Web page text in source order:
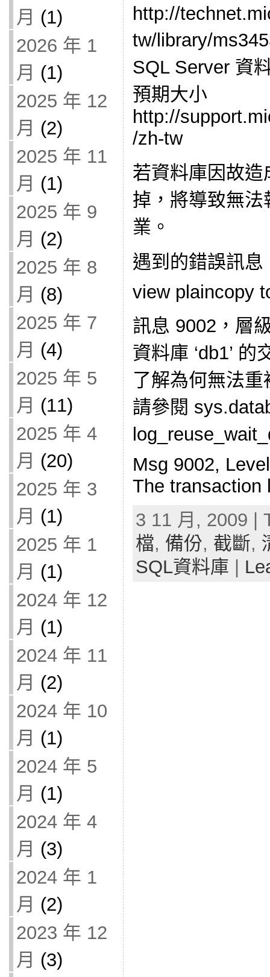
月 (1)
2026 年 1
月 (1)
2025 年 12
月 (2)
2025 年 11
月 (1)
2025 年 9
月 (2)
2025 年 8
月 (8)
2025 年 7
月 (4)
2025 年 5
月 (11)
2025 年 4
月 (20)
2025 年 3
月 (1)
2025 年 1
月 (1)
2024 年 12
月 (1)
2024 年 11
月 (2)
2024 年 10
月 (1)
2024 年 5
月 (1)
2024 年 4
月 (3)
2024 年 1
月 (2)
2023 年 12
月 (3)
http://
tw/library/
SQL Server 資
預期大小
http://
/zh-tw
若資料庫因故
掉，將導致無
業。
遇到的錯誤訊息
view plaincopy
訊息 9002，層
資料庫 ‘db1’
了解為何無法
請參閱
Msg 9002,
The
3 11 月, 2009 |
檔, 備份, 截斷,
SQL資料庫